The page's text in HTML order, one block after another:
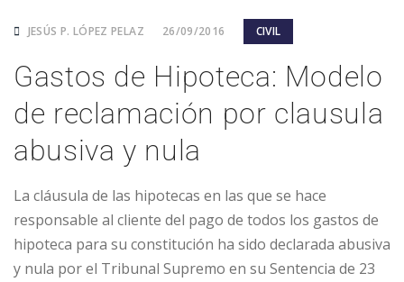
JESÚS P. LÓPEZ PELAZ 26/09/2016 CIVIL
Gastos de Hipoteca: Modelo
de reclamación por clausula
abusiva y nula
La cláusula de las hipotecas en las que se hace
responsable al cliente del pago de todos los gastos de
hipoteca para su constitución ha sido declarada abusiva
y nula por el Tribunal Supremo en su Sentencia de 23